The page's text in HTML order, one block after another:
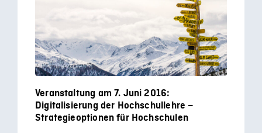
Veranstaltung am 7. Juni 2016:
Digitalisierung der Hochschullehre –
Strategieoptionen für Hochschulen